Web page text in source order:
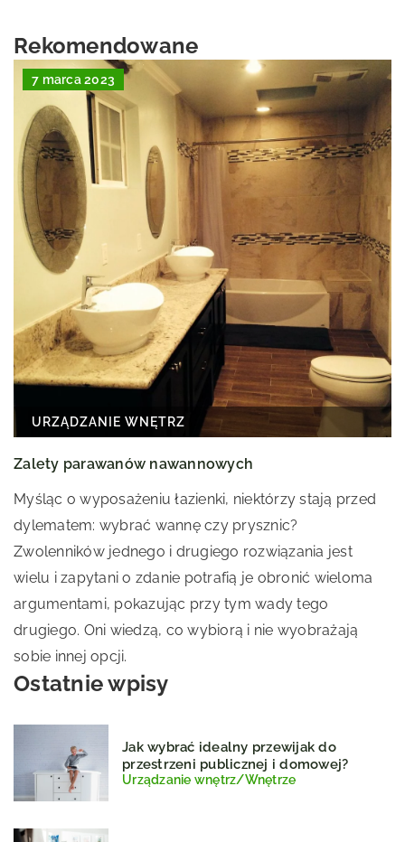
Rekomendowane
7 marca 2023
URZĄDZANIE WNĘTRZ
Zalety parawanów nawannowych
Myśląc o wyposażeniu łazienki, niektórzy stają przed
dylematem: wybrać wannę czy prysznic?
Zwolenników jednego i drugiego rozwiązania jest
wielu i zapytani o zdanie potrafią je obronić wieloma
argumentami, pokazując przy tym wady tego
drugiego. Oni wiedzą, co wybiorą i nie wyobrażają
sobie innej opcji.
Ostatnie wpisy
Jak wybrać idealny przewijak do
przestrzeni publicznej i domowej?
Urządzanie wnętrz/Wnętrze